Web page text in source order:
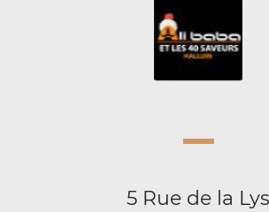
5 Rue de la Lys